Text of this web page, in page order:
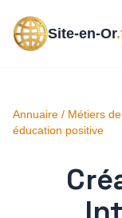
Site-en-Or
Annuaire / Métiers
éducation positive